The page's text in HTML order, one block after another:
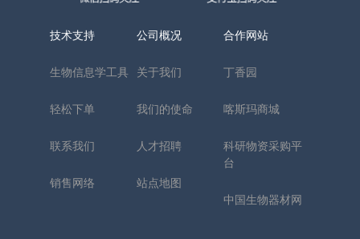
技术支持
生物信息学工具
轻松下单
联系我们
销售网络
公司概况
关于我们
我们的使命
人才招聘
站点地图
合作网站
丁香园
喀斯玛商城
科研物资采购平
台
中国生物器材网